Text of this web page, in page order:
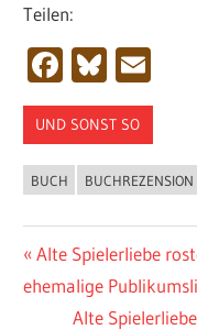
Teilen:
Facebook
UND SONST SO
BUCH BUCHREZENSION
Vorheriger
Beitrag:
Alte Spielerliebe
ehemalige
Nächster
Alte